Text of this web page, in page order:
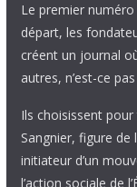
Le premier numéro
départ, les
créent un journal
autres, n’est-ce
Ils choisissent
Sangnier, figure de
initiateur d’un
l’action sociale de